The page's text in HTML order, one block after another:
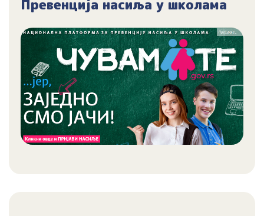
Превенција насиља у школама